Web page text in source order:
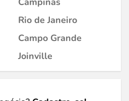
Rio de Janeiro
Campo Grande
Joinville